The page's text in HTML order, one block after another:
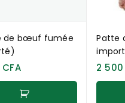
de bœuf fumée
CFA
Patte
2 500